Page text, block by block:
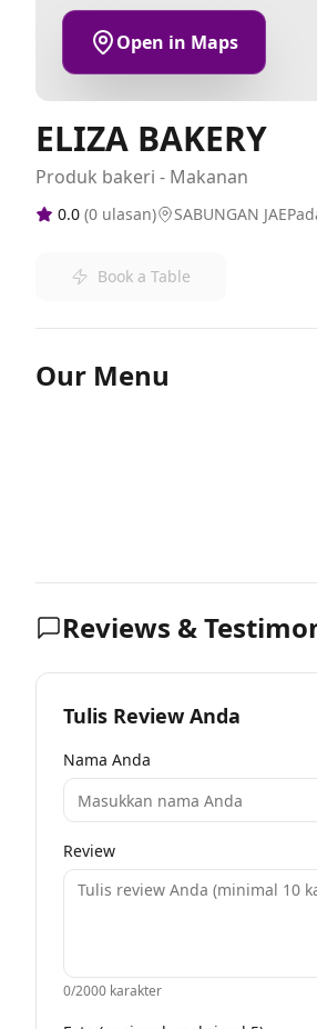
Open in Maps
ELIZA BAKERY
Produk bakeri - Makanan
0.0 (0 ulasan) SABUNGAN
Book a Table
Our Menu
Reviews &
Tulis Review Anda
Nama Anda
Review
0/2000 karakter